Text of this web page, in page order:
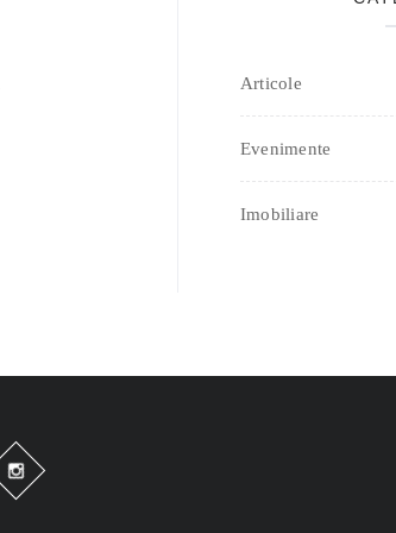
Articole
Evenimente
Imobiliare